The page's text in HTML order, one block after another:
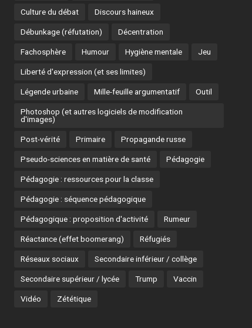
Culture du débat Discours haineux
Débunkage (réfutation) Décentration
Fachosphère Humour Hygiène mentale Jeu
Liberté d'expression (et ses limites)
Légende urbaine Mille-feuille argumentatif Outil
Photoshop (et autres logiciels de modification
d'images)
Post-vérité Primaire Propagande russe
Pseudo-sciences en matière de santé Pédagogie
Pédagogie : ressources pour la classe
Pédagogie : séquence pédagogique
Pédagogique : proposition d'activité Rumeur
Réactance (effet boomerang) Réfugiés
Réseaux sociaux Secondaire inférieur / collège
Secondaire supérieur / lycée Trump Vaccin
Vidéo Zététique